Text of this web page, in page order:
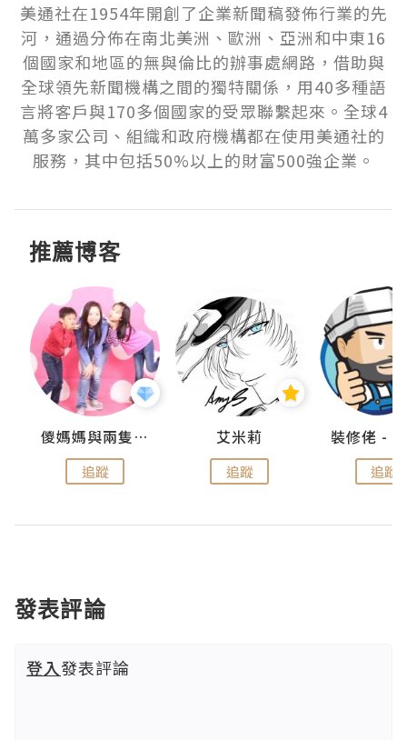
美通社在1954年開創了企業新聞稿發佈行業的先
河，通過分佈在南北美洲、歐洲、亞洲和中東16
個國家和地區的無與倫比的辦事處網路，借助與
全球領先新聞機構之間的獨特關係，用40多種語
言將客戶與170多個國家的受眾聯繫起來。全球4
萬多家公司、組織和政府機構都在使用美通社的
服務，其中包括50%以上的財富500強企業。
推薦博客
儍媽媽與兩隻小魔怪之家
追蹤
艾米莉
追蹤 追蹤
發表評論
登入發表評論